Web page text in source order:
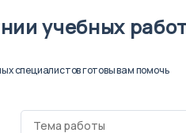
учебных
специалистов готовы вам помочь